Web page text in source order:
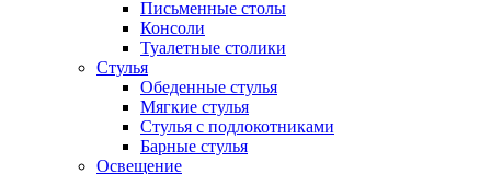
Письменные столы
Консоли
Туалетные столики
Стулья
Обеденные стулья
Мягкие стулья
Стулья с подлокотниками
Барные стулья
Освещение